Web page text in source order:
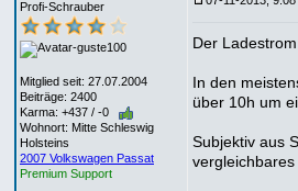
Profi-Schrauber
Mitglied seit: 27.07.2004
Beiträge: 2400
Karma: +437 / -0
Wohnort: Mitte Schleswig
Holsteins
2007 Volkswagen Passat
Premium Support
Der
In den
über 10h um
Subjektiv aus